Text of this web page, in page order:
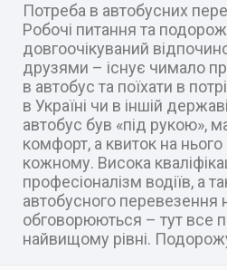
Потреба в автобусних
Робочі питання та
довгоочікуваний
друзями – існує чимало
в автобус та поїхати в
в Україні чи в іншій
автобус був «під рукою»,
комфорт, а квиток на
кожному. Висока
професіоналізм водіїв, а
автобусного перевезення
обговорюються – тут все
найвищому рівні.